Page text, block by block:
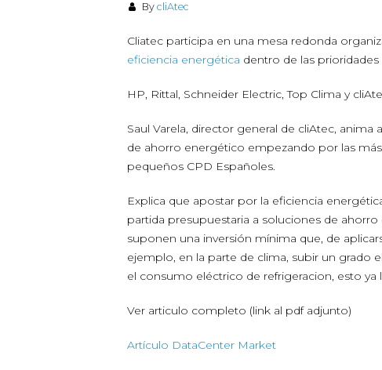
By cliAtec
Cliatec participa en una mesa redonda
eficiencia energética dentro de las
HP, Rittal, Schneider Electric, Top Clima y
Saul Varela, director general de cliAtec,
de ahorro energético empezando por las
pequeños CPD Españoles.
Explica que apostar por la eficiencia
partida presupuestaria a soluciones de
suponen una inversión mínima que, de
ejemplo, en la parte de clima, subir un grado
el consumo eléctrico de refrigeracion, esto
Ver articulo completo (link al pdf adjunto)
Artículo DataCenter Market